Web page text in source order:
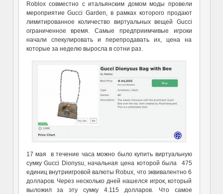
Roblox совместно с итальянским домом моды провели
мероприятие Gucci Garden, в рамках которого продают
лимитированное количество виртуальных вещей Gucci
ограниченное время. Самые предприимчивые игроки
начали спекулировать и перепродавать их, цена на
которые за неделю выросла в сотни раз.
17 мая в течение часа можно было купить виртуальную
сумку Gucci Dionysu, начальная цена которой была 475
единиц внутриигровой валюты Robux, что эквивалентно 6
долларов. Через несколько дней нашелся игрок, который
выложил за эту сумку 4.115 долларов. Что самое